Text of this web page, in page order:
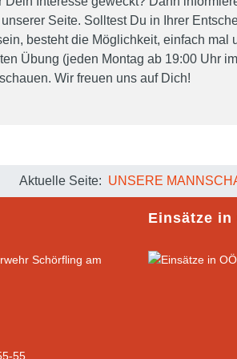
Seite. Solltest Du in Ihrer
besteht die Möglichkeit, einfach mal
Übung (jeden Montag ab 19:00 Uhr
Wir freuen uns auf Dich!
Aktuelle Seite: UNSERE
Schörfling am
55
Einsätze in